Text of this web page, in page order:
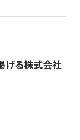
げる株式会社